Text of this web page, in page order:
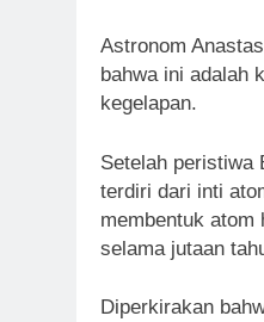
Astronom
bahwa ini adalah
kegelapan.
Setelah peristiwa
terdiri dari inti
membentuk atom
selama jutaan
Diperkirakan